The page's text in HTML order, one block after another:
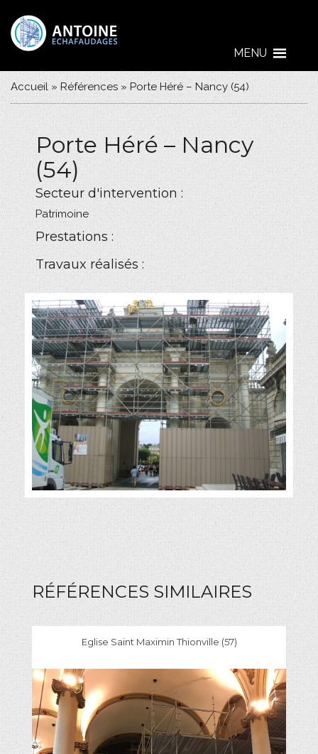
MENU
Accueil»Références»Porte Héré – Nancy (54)
Porte Héré – Nancy
(54)
Secteur d'intervention :
Patrimoine
Prestations :
Travaux réalisés :
RÉFÉRENCES SIMILAIRES
Eglise Saint Maximin Thionville (57)